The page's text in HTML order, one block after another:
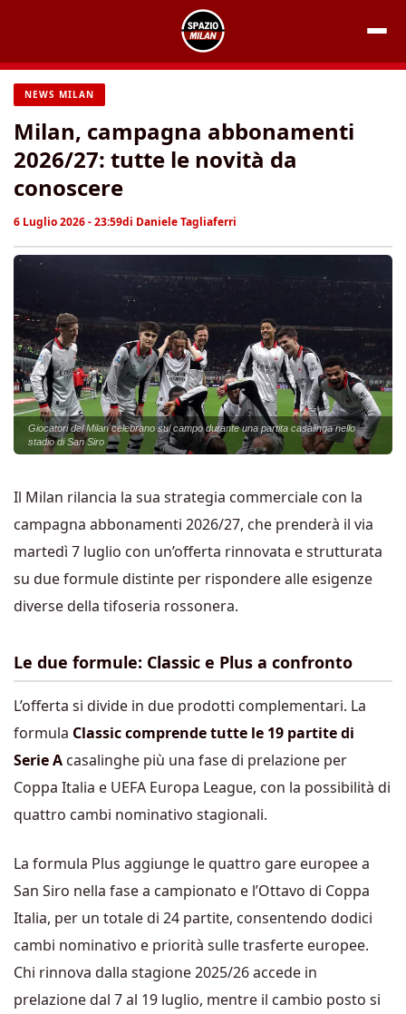
contenuto
NEWS MILAN
Milan, campagna abbonamenti
2026/27: tutte le novità da
conoscere
6 Luglio 2026 - 23:59di Daniele Tagliaferri
Giocatori del Milan celebrano sul campo durante una partita casalinga nello
stadio di San Siro
Il Milan rilancia la sua strategia commerciale con la
campagna abbonamenti 2026/27, che prenderà il via
martedì 7 luglio con un’offerta rinnovata e strutturata
su due formule distinte per rispondere alle esigenze
diverse della tifoseria rossonera.
Le due formule: Classic e Plus a confronto
L’offerta si divide in due prodotti complementari. La
formula Classic comprende tutte le 19 partite di
Serie A casalinghe più una fase di prelazione per
Coppa Italia e UEFA Europa League, con la possibilità di
quattro cambi nominativo stagionali.
La formula Plus aggiunge le quattro gare europee a
San Siro nella fase a campionato e l’Ottavo di Coppa
Italia, per un totale di 24 partite, consentendo dodici
cambi nominativo e priorità sulle trasferte europee.
Chi rinnova dalla stagione 2025/26 accede in
prelazione dal 7 al 19 luglio, mentre il cambio posto si